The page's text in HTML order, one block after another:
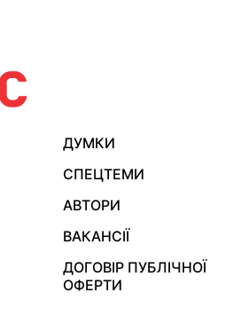
ДУМКИ
СПЕЦТЕМИ
АВТОРИ
ВАКАНСІЇ
ДОГОВІР ПУБЛІЧНОЇ
ОФЕРТИ